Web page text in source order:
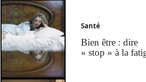
Santé
Bien être : dire
« stop » à la